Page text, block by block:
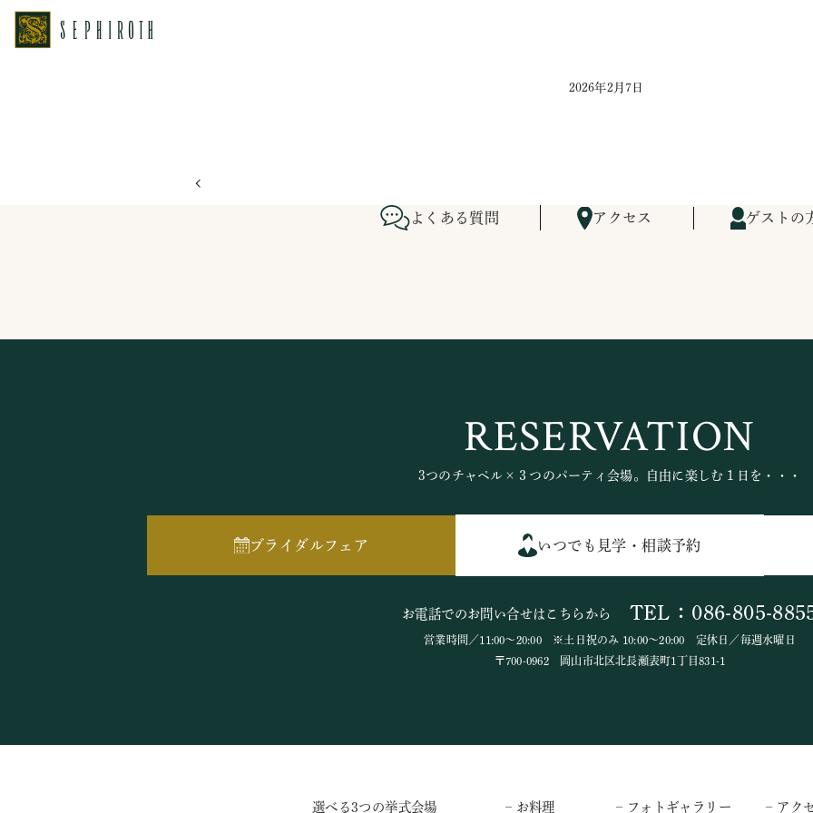
2026年2月7日
よくある質問 アクセス ゲストの
RESERVATION
3つのチャペル×３つのパーティ会場。自由に楽しむ１日を・・・
ブライダルフェア いつでも見学・相談予約
お電話でのお問い合せはこちらから TEL：086-805-
営業時間／11:00～20:00 ※土日祝のみ 10:00～20:00 定休日／毎週水曜日
〒700-0962 岡山市北区北長瀬表町1丁目831-1
選べる3つの挙式会場 – お料理 – フォトギャラリー – アク